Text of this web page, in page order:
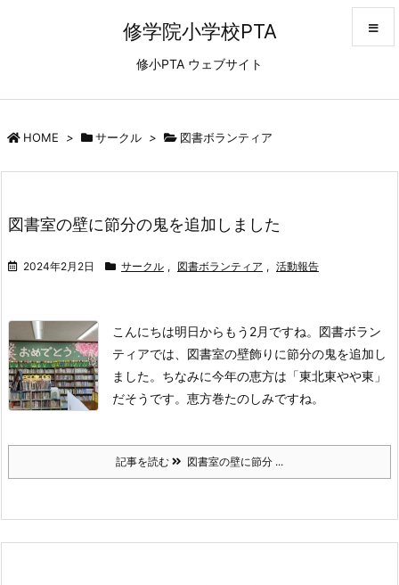
修学院小学校PTA
修小PTA ウェブサイト
HOME > サークル > 図書ボランティア
図書室の壁に節分の鬼を追加しました
2024年2月2日 サークル , 図書ボランティア , 活動報告
こんにちは明日からもう2月ですね。 図書ボラン
ティアでは、図書室の壁飾りに節分の鬼を追加し
ました。 ちなみに今年の恵方は「東北東やや東」
だそうです。恵方巻たのしみですね。
記事を読む 図書室の壁に節分 ...